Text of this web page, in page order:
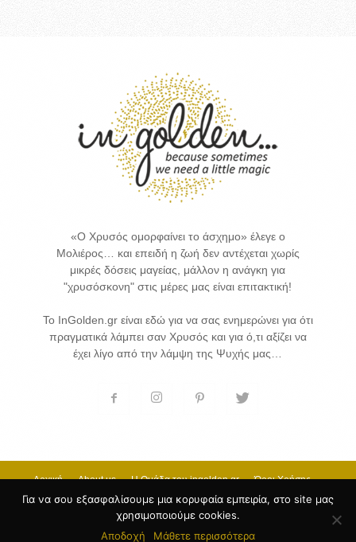
«Ο Χρυσός ομορφαίνει το άσχημο» έλεγε ο
Μολιέρος… και επειδή η ζωή δεν αντέχεται χωρίς
μικρές δόσεις μαγείας, μάλλον η ανάγκη για
"χρυσόσκονη" στις μέρες μας είναι επιτακτική!
Το InGolden.gr είναι εδώ για να σας ενημερώνει για ότι
πραγματικά λάμπει σαν Χρυσός και για ό,τι αξίζει να
έχει λίγο από την λάμψη της Ψυχής μας…
Αρχική About us H Ομάδα του ingolden.gr
Όροι Χρήσης
Επικοινωνία
© 2017 INGOLDEN.GR - HOSTING & CREATE BY
by
Για να σου εξασφαλίσουμε μια κορυφαία εμπειρία, στο site μας
χρησιμοποιούμε cookies.
Αποδοχή
Μάθετε περισσότερα